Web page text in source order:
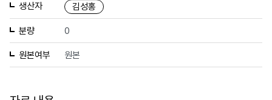
생산자 김성홍
분량 0
원본여부 원본